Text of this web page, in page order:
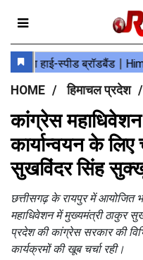
HOME हिमाचल प्रदेश
कांग्रेस
कार्यान्वयन के लिए
सुखविंदर सिंह
छत्तीसगढ़ के रायपुर में आयोजित
महाधिवेशन में मुख्यमंत्री ठाकुर
प्रदेश की कांग्रेस सरकार की
कार्यक्रमों की खूब चर्चा रही।